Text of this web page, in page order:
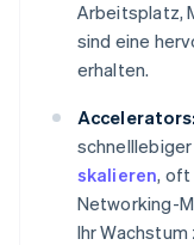
Arbeitsplatz,
sind eine
erhalten.
Accelerators:
skalieren, oft
Networking-
Ihr